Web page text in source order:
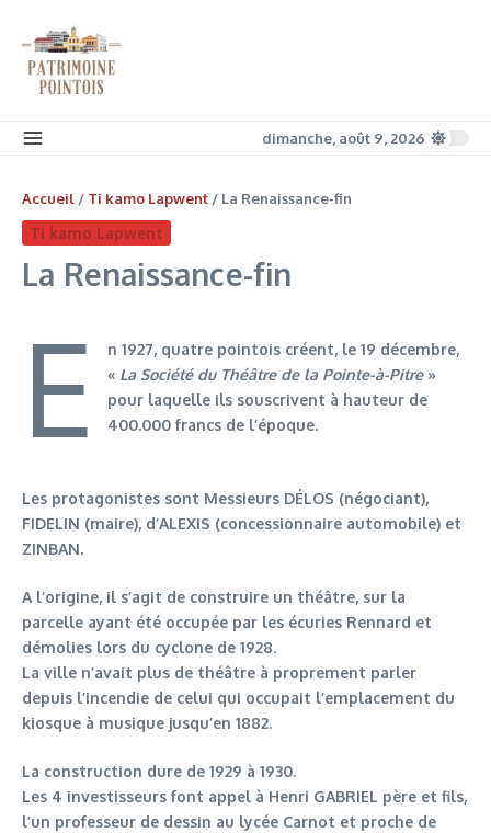
dimanche, août 9, 2026
Accueil / Ti kamo Lapwent / La Renaissance-fin
Ti kamo Lapwent
La Renaissance-fin
E
n 1927, quatre pointois créent, le 19 décembre,
« La Société du Théâtre de la Pointe-à-Pitre»
pour laquelle ils souscrivent à hauteur de
400.000 francs de l’époque.
Les protagonistes sont Messieurs DÉLOS (négociant),
FIDELIN (maire), d’ALEXIS (concessionnaire automobile) et
ZINBAN.
A l’origine, il s’agit de construire un théâtre, sur la
parcelle ayant été occupée par les écuries Rennard et
démolies lors du cyclone de 1928.
La ville n’avait plus de théâtre à proprement parler
depuis l’incendie de celui qui occupait l’emplacement du
kiosque à musique jusqu’en 1882.
La construction dure de 1929 à 1930.
Les 4 investisseurs font appel à Henri GABRIEL père et fils,
l’un professeur de dessin au lycée Carnot et proche de